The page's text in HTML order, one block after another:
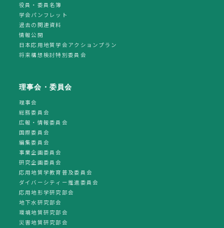
役員・委員名簿
学会パンフレット
過去の関連資料
情報公開
日本応用地質学会アクションプラン
将来構想検討特別委員会
理事会・委員会
理事会
総務委員会
広報・情報委員会
国際委員会
編集委員会
事業企画委員会
研究企画委員会
応用地質学教育普及委員会
ダイバーシティー推進委員会
応用地形学研究部会
地下水研究部会
環境地質研究部会
災害地質研究部会